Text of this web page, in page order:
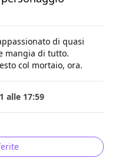
di quasi
mangia di tutto.
col mortaio, ora.
alle 17:59